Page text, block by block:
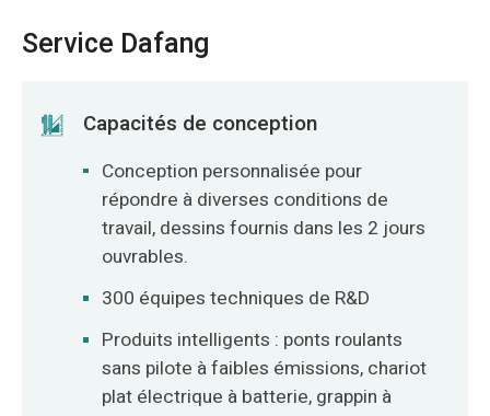
Service Dafang
Capacités de conception
Conception personnalisée pour
répondre à diverses conditions de
travail, dessins fournis dans les 2 jours
ouvrables.
300 équipes techniques de R&D
Produits intelligents : ponts roulants
sans pilote à faibles émissions, chariot
plat électrique à batterie, grappin à